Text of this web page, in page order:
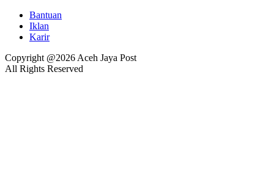
Bantuan
Iklan
Karir
Copyright @2026 Aceh Jaya Post
All Rights Reserved